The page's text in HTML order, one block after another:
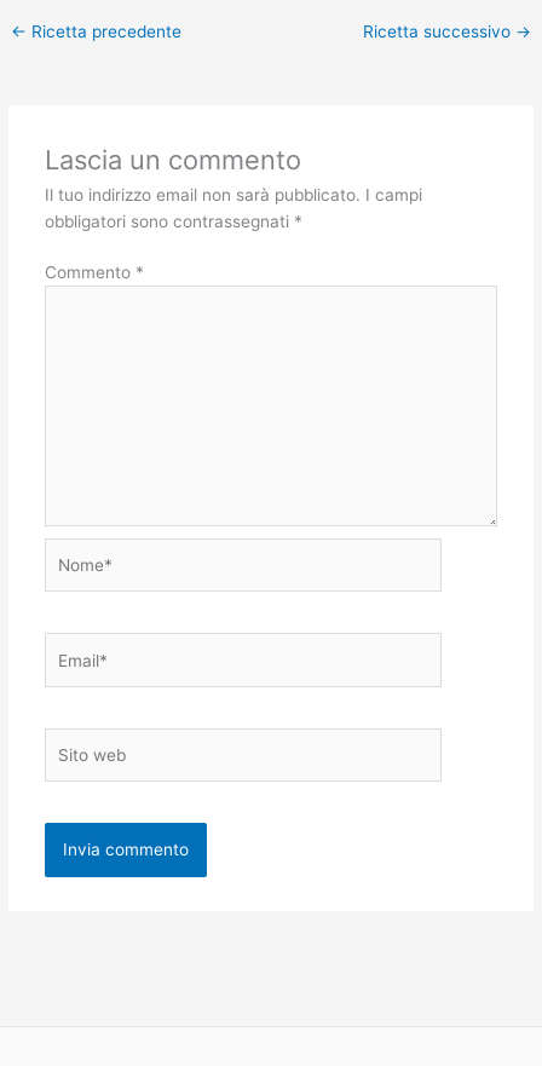
← Ricetta precedente Ricetta successivo →
Lascia un commento
Il tuo indirizzo email non sarà pubblicato. I campi
obbligatori sono contrassegnati *
Commento *
web